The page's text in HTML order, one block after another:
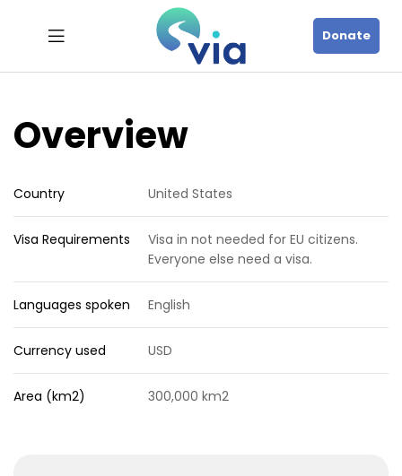
Donate
Overview
Country United States
Visa Requirements
Visa in not needed for EU citizens.
Everyone else need a visa.
Languages spoken English
Currency used USD
Area (km2) 300,000 km2